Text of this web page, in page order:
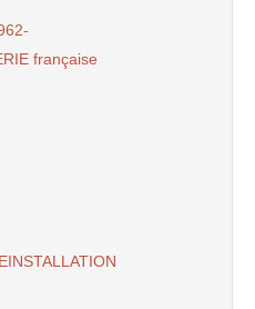
française